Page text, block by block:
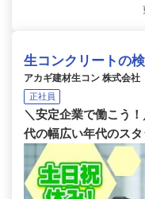
生コンクリートの
アカギ建材生コン 株式会社
正社員
＼安定企業で働こう
代の幅広い年代のスタ